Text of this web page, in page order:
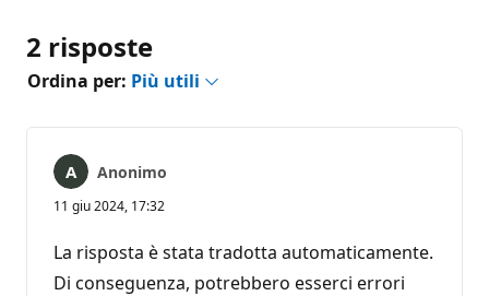
2 risposte
Ordina per: Più utili
Anonimo
11 giu 2024, 17:32
La risposta è stata tradotta automaticamente.
Di conseguenza, potrebbero esserci errori